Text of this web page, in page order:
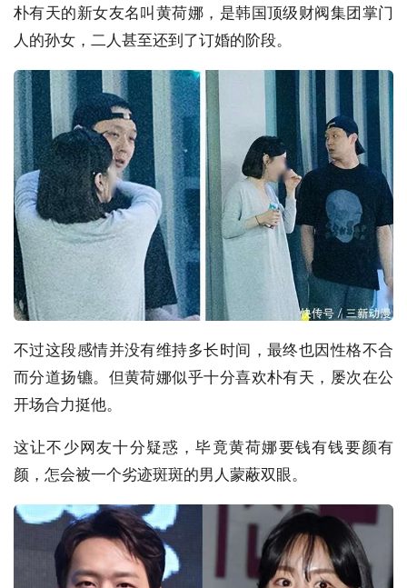
朴有天的新女友名叫黄荷娜，是韩国顶级财阀集团掌门
人的孙女，二人甚至还到了订婚的阶段。
不过这段感情并没有维持多长时间，最终也因性格不合
而分道扬镳。但黄荷娜似乎十分喜欢朴有天，屡次在公
开场合力挺他。
这让不少网友十分疑惑，毕竟黄荷娜要钱有钱要颜有
颜，怎会被一个劣迹斑斑的男人蒙蔽双眼。